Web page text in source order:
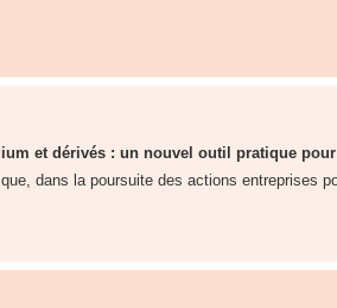
et dérivés : un nouvel outil pratique
dans la poursuite des actions entreprises